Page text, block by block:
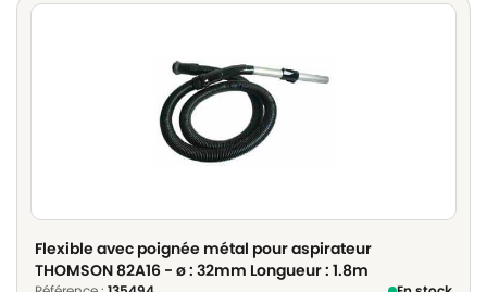
Flexible avec poignée métal pour aspirateur
THOMSON 82A16 - ø : 32mm Longueur : 1.8m